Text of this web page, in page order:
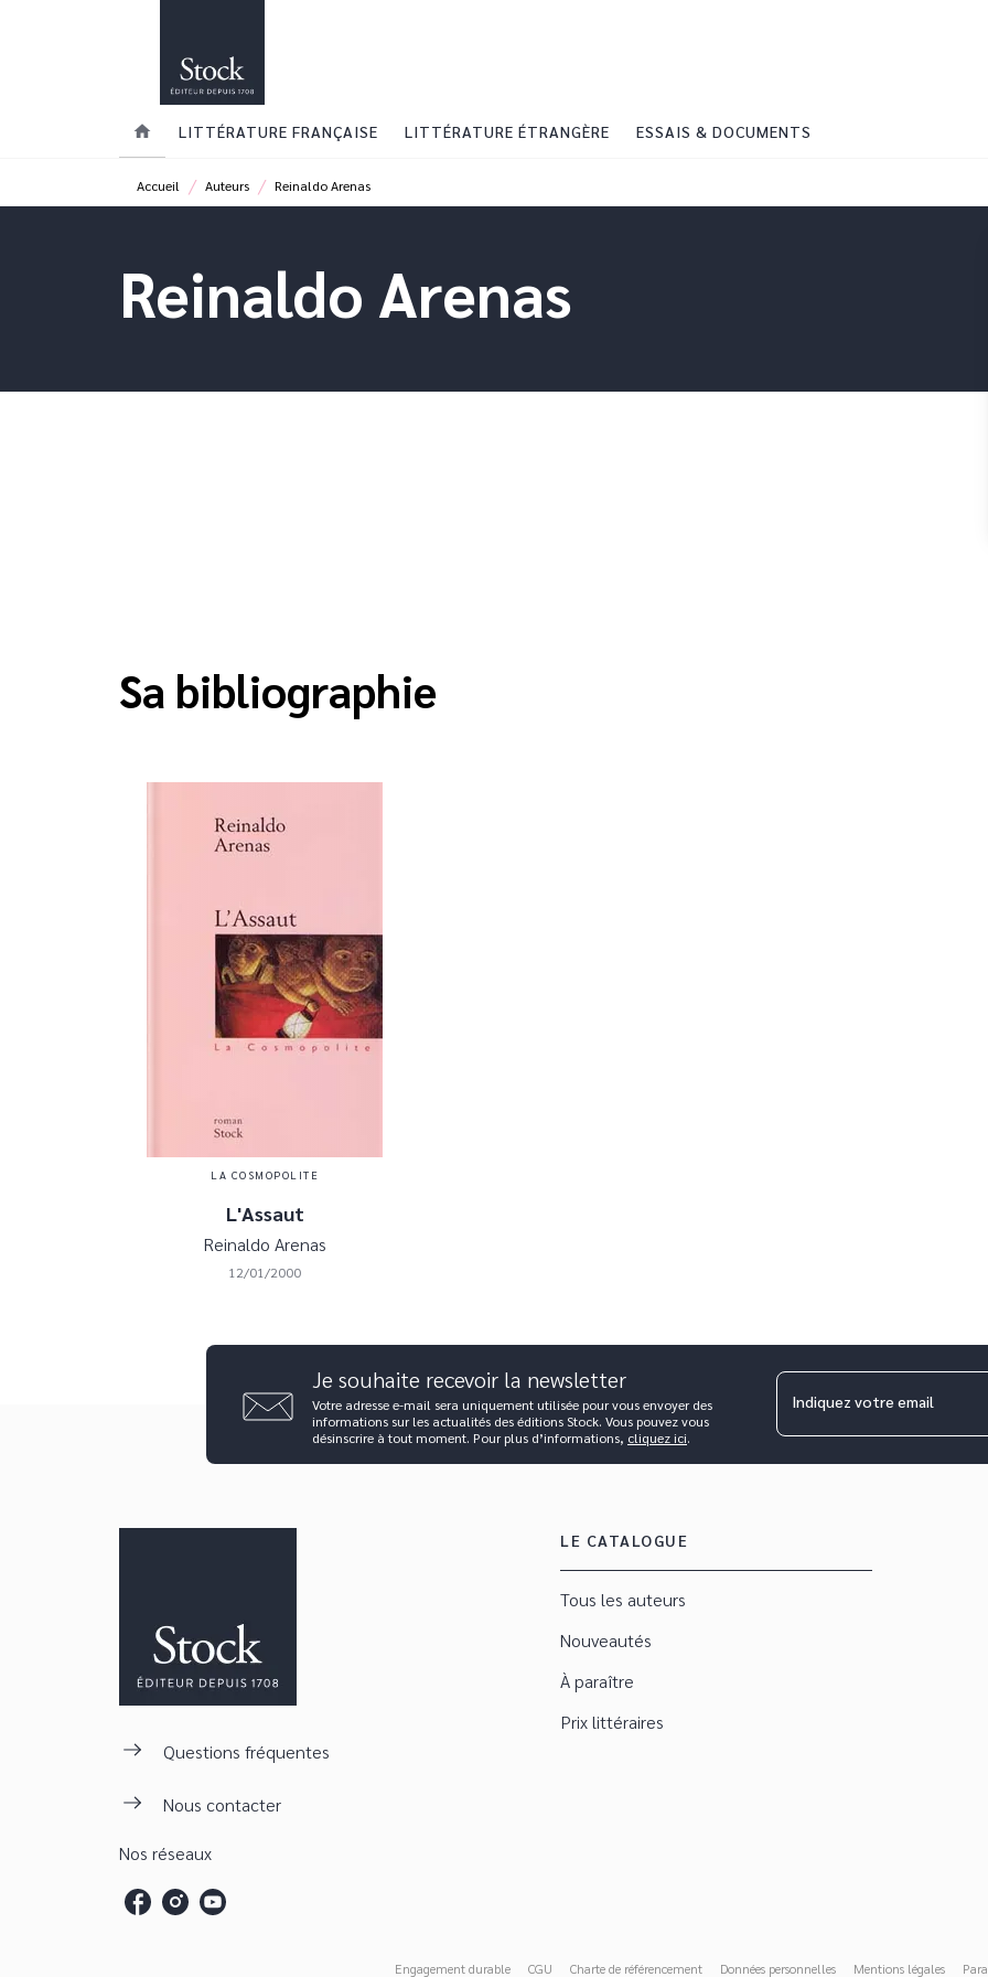
home LITTÉRATURE FRANÇAISE LITTÉRATURE ÉTRANGÈRE ESSAIS & DOCUMENTS
Accueil / Auteurs / Reinaldo Arenas
Reinaldo Arenas
Sa bibliographie
LA COSMOPOLITE
L'Assaut
Reinaldo Arenas
12/01/2000
Je souhaite recevoir la newsletter
Votre adresse e-mail sera uniquement utilisée pour vous envoyer des
informations sur les actualités des éditions Stock. Vous pouvez vous
désinscrire à tout moment. Pour plus d’informations, cliquez ici.
Indiquez votre email
Questions fréquentes
Nous contacter
Nos réseaux
LE CATALOGUE
Tous les auteurs
Nouveautés
À paraître
Prix littéraires
Engagement durable CGU Charte de référencement Données personnelles Mentions légales